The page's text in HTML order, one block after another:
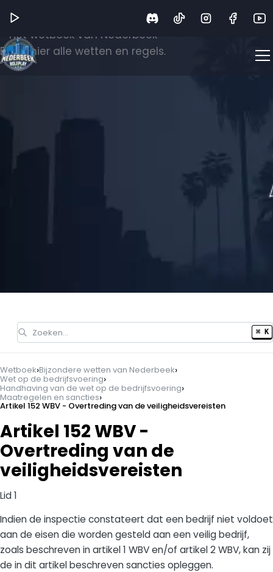
Het wetboek van Nederbeek
Bekijk hier alle wetten en regels.
Zoeken… ⌘ K
Wetboek›Bijzondere wetten van Nederbeek›
Wet op de bedrijfsvoering›
Handhaving van de wet op de bedrijfsvoering›
Maatregelen en sancties›
Artikel 152 WBV - Overtreding van de veiligheidsvereisten
Artikel 152 WBV -
Overtreding van de
veiligheidsvereisten
Lid 1
Indien de inspectie constateert dat een bedrijf niet voldoet
aan de eisen die worden gesteld aan een veilig bedrijf,
zoals beschreven in artikel 1 WBV en/of artikel 2 WBV, kan zij
de in dit artikel beschreven sancties opleggen.